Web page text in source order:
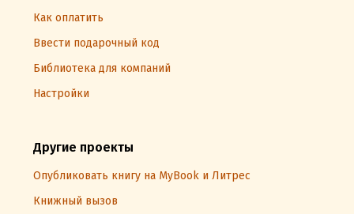
Как оплатить
Ввести подарочный код
Библиотека для компаний
Настройки
Другие проекты
Опубликовать книгу на MyBook и Литрес
Книжный вызов